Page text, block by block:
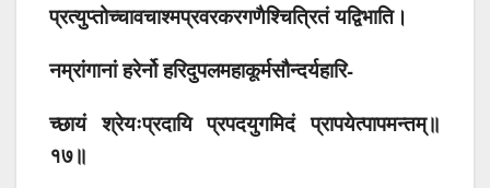
प्रत्युप्तोच्चावचाश्मप्रवरकरगणैश्चित्रितं यद्विभाति।
नम्रांगानां हरेर्नो हरिदुपलमहाकूर्मसौन्दर्यहारि-
च्छायं श्रेयःप्रदायि प्रपदयुगमिदं प्रापयेत्पापमन्तम्॥
१७॥